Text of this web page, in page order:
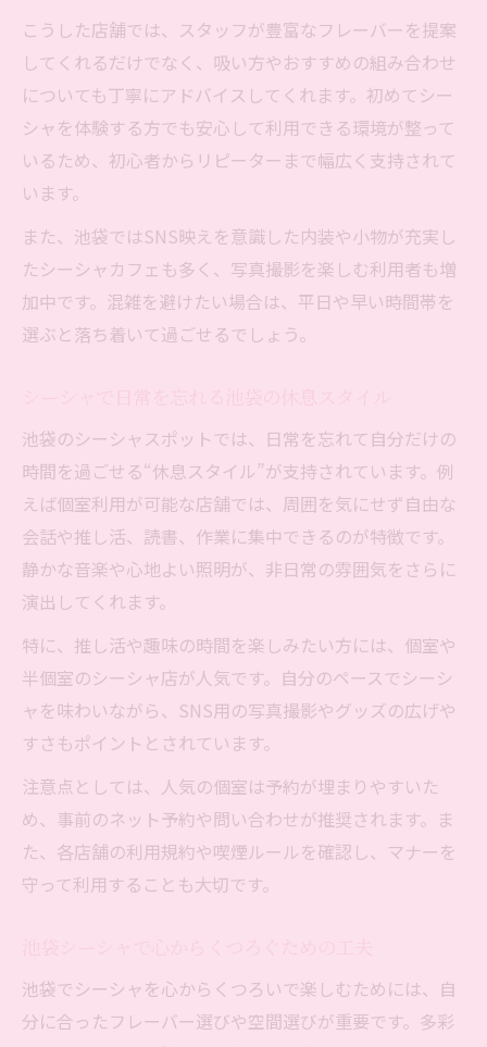
こうした店舗では、スタッフが豊富なフレーバーを提案
してくれるだけでなく、吸い方やおすすめの組み合わせ
についても丁寧にアドバイスしてくれます。初めてシー
シャを体験する方でも安心して利用できる環境が整って
いるため、初心者からリピーターまで幅広く支持されて
います。
また、池袋ではSNS映えを意識した内装や小物が充実し
たシーシャカフェも多く、写真撮影を楽しむ利用者も増
加中です。混雑を避けたい場合は、平日や早い時間帯を
選ぶと落ち着いて過ごせるでしょう。
池袋のシーシャスポットでは、日常を忘れて自分だけの
時間を過ごせる“休息スタイル”が支持されています。例
えば個室利用が可能な店舗では、周囲を気にせず自由な
会話や推し活、読書、作業に集中できるのが特徴です。
静かな音楽や心地よい照明が、非日常の雰囲気をさらに
演出してくれます。
特に、推し活や趣味の時間を楽しみたい方には、個室や
半個室のシーシャ店が人気です。自分のペースでシーシ
ャを味わいながら、SNS用の写真撮影やグッズの広げや
すさもポイントとされています。
注意点としては、人気の個室は予約が埋まりやすいた
め、事前のネット予約や問い合わせが推奨されます。ま
た、各店舗の利用規約や喫煙ルールを確認し、マナーを
守って利用することも大切です。
池袋でシーシャを心からくつろいで楽しむためには、自
分に合ったフレーバー選びや空間選びが重要です。多彩